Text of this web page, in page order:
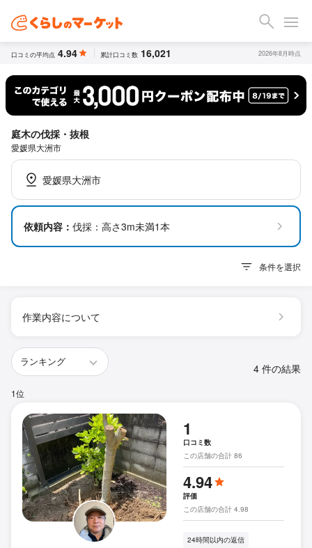
口コミの平均点 4.94 累計口コミ数 16,021 2026年8月時点
庭木の伐採・抜根
愛媛県大洲市
愛媛県大洲市
依頼内容： 伐採：高さ3m未満1本
条件を選択
作業内容について
4 件の結果
1位
1
口コミ数
この店舗の合計 86
4.94
評価
この店舗の合計 4.98
24時間以内の返信